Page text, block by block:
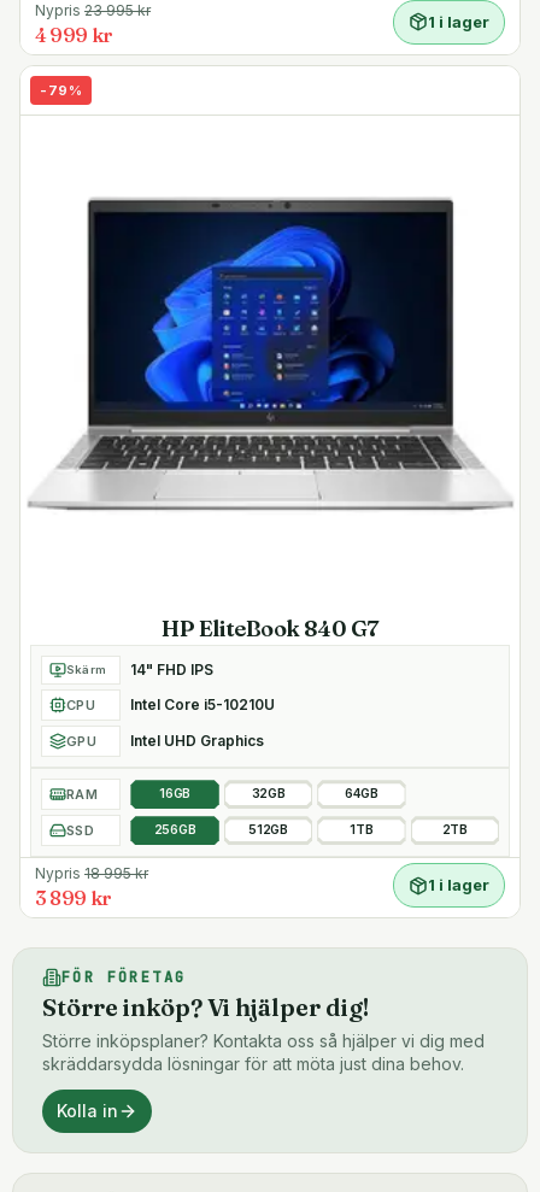
Nypris 23 995kr
4 999 kr
1 i lager
- 79 %
HP EliteBook 840 G7
Skärm 14" FHD IPS
CPU Intel Core i5-10210U
GPU Intel UHD Graphics
RAM 16GB 32GB 64GB
SSD 256GB 512GB 1TB 2TB
Nypris 18 995kr
3 899 kr
1 i lager
FÖR FÖRETAG
Större inköp? Vi hjälper dig!
Större inköpsplaner? Kontakta oss så hjälper vi dig med
skräddarsydda lösningar för att möta just dina behov.
Kolla in